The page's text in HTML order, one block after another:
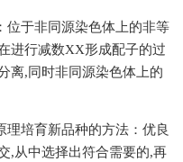
于非同源染色体上的非等
进行减数XX形成配子的过
离,同时非同源染色体上的
培育新品种的方法：优良
,从中选择出符合需要的,再